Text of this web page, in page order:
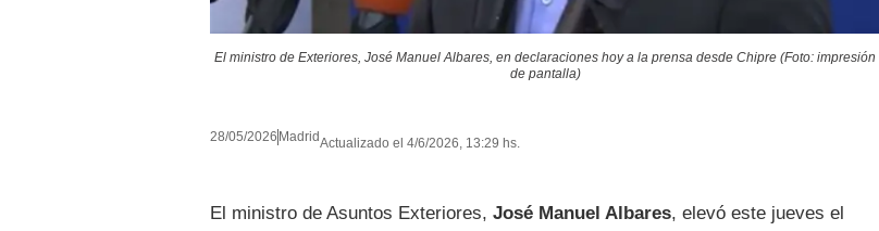
El ministro de Exteriores, José Manuel Albares, en declaraciones hoy a la prensa desde Chipre (Foto: impresión
de pantalla)
28/05/2026 MadridActualizado el 4/6/2026, 13:29 hs.
El ministro de Asuntos Exteriores,José Manuel Albares, elevó este jueves el